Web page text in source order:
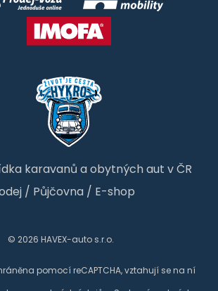
karavanů a obytných aut v ČR
/ Půjčovna/ E-shop
© 2026 HAVEX-auto s.r.o.
pomocí reCAPTCHA, vztahují se na ní